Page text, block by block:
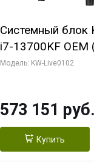
Системный блок
i7-13700KF OEM
7, C16 8EC/8PC/
Turbo/ 960 ГБ
Модель: KW-Live0102
573 151 руб.
Купить